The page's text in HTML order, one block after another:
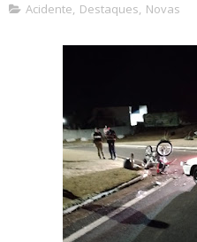
Acidente, Destaques, Novas